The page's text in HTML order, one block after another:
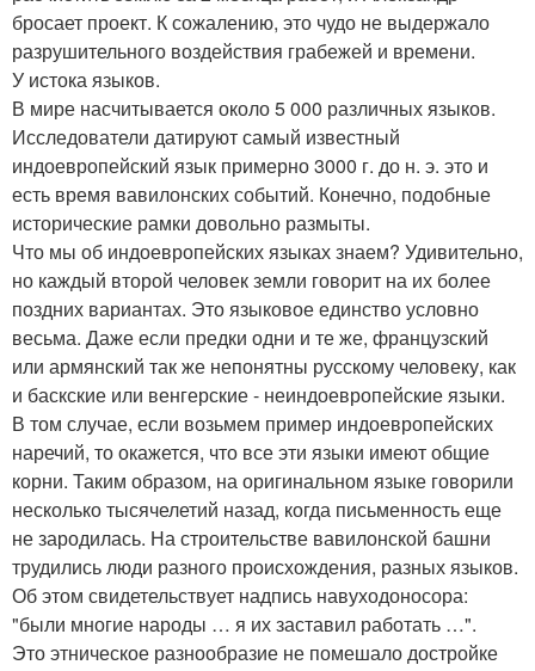
бросает проект. К сожалению, это чудо не выдержало
разрушительного воздействия грабежей и времени.
У истока языков.
В мире насчитывается около 5 000 различных языков.
Исследователи датируют самый известный
индоевропейский язык примерно 3000 г. до н. э. это и
есть время вавилонских событий. Конечно, подобные
исторические рамки довольно размыты.
Что мы об индоевропейских языках знаем? Удивительно,
но каждый второй человек земли говорит на их более
поздних вариантах. Это языковое единство условно
весьма. Даже если предки одни и те же, французский
или армянский так же непонятны русскому человеку, как
и баскские или венгерские - неиндоевропейские языки.
В том случае, если возьмем пример индоевропейских
наречий, то окажется, что все эти языки имеют общие
корни. Таким образом, на оригинальном языке говорили
несколько тысячелетий назад, когда письменность еще
не зародилась. На строительстве вавилонской башни
трудились люди разного происхождения, разных языков.
Об этом свидетельствует надпись навуходоносора:
"были многие народы … я их заставил работать …".
Это этническое разнообразие не помешало достройке